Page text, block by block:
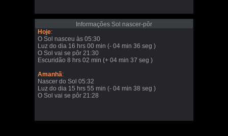
Informações Sol nascer-pôr
Hoje:
O Sol nasceu às 05:30
Luz do dia 16 hrs 00 min (- 04 min 36 seg )
O Sol vai se pôr 21:30
Escuridão 8 hrs 02 min (+ 04 min 37 seg )
Amanhã:
Nascer do Sol 05:32
Luz do dia 15 hrs 55 min (- 04 min 38 seg )
O Sol vai se pôr 21:28